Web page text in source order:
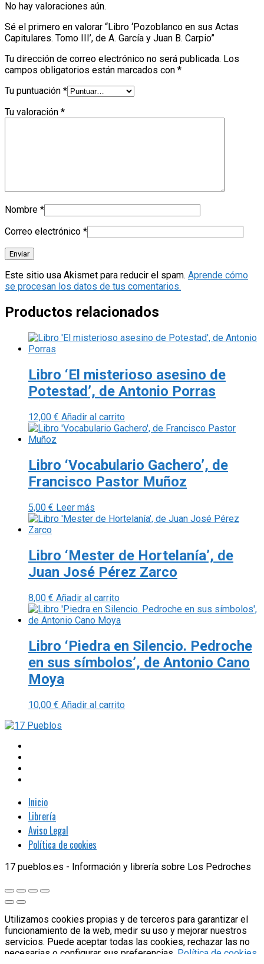
No hay valoraciones aún.
Sé el primero en valorar “Libro ‘Pozoblanco en sus Actas
Capitulares. Tomo III’, de A. García y Juan B. Carpio”
Tu dirección de correo electrónico no será publicada. Los
campos obligatorios están marcados con *
Tu puntuación *
Tu valoración *
Nombre *
Correo electrónico *
Este sitio usa Akismet para reducir el spam. Aprende cómo
se procesan los datos de tus comentarios.
Productos relacionados
Libro ‘El misterioso asesino de
Potestad’, de Antonio Porras
12,00 € Añadir al carrito
Libro ‘Vocabulario Gachero’, de
Francisco Pastor Muñoz
5,00 € Leer más
Libro ‘Mester de Hortelanía’, de
Juan José Pérez Zarco
8,00 € Añadir al carrito
Libro ‘Piedra en Silencio. Pedroche
en sus símbolos’, de Antonio Cano
Moya
10,00 € Añadir al carrito
Inicio
Librería
Aviso Legal
Política de cookies
17 pueblos.es - Información y librería sobre Los Pedroches
Utilizamos cookies propias y de terceros para garantizar el
funcionamiento de la web, medir su uso y mejorar nuestros
servicios. Puede aceptar todas las cookies, rechazar las no
necesarias o configurar sus preferencias. Política de cookies